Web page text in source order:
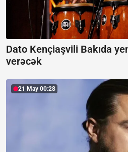
Dato Kençiaşvili Bakıda
verəcək
21 May 00:28